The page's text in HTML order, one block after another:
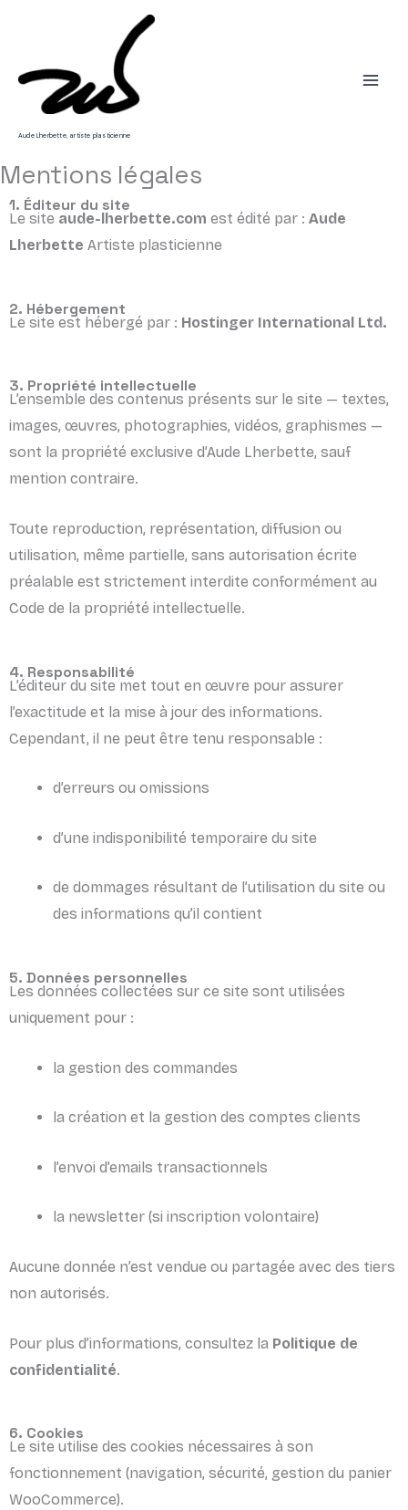
Aude Lherbette, artiste plasticienne
Mentions légales
1. Éditeur du site
Le site aude-lherbette.com est édité par : Aude
Lherbette Artiste plasticienne
2. Hébergement
Le site est hébergé par : Hostinger International Ltd.
3. Propriété intellectuelle
L’ensemble des contenus présents sur le site — textes,
images, œuvres, photographies, vidéos, graphismes —
sont la propriété exclusive d’Aude Lherbette, sauf
mention contraire.
Toute reproduction, représentation, diffusion ou
utilisation, même partielle, sans autorisation écrite
préalable est strictement interdite conformément au
Code de la propriété intellectuelle.
4. Responsabilité
L’éditeur du site met tout en œuvre pour assurer
l’exactitude et la mise à jour des informations.
Cependant, il ne peut être tenu responsable :
d’erreurs ou omissions
d’une indisponibilité temporaire du site
de dommages résultant de l’utilisation du site ou
des informations qu’il contient
5. Données personnelles
Les données collectées sur ce site sont utilisées
uniquement pour :
la gestion des commandes
la création et la gestion des comptes clients
l’envoi d’emails transactionnels
la newsletter (si inscription volontaire)
Aucune donnée n’est vendue ou partagée avec des tiers
non autorisés.
Pour plus d’informations, consultez la Politique de
confidentialité.
6. Cookies
Le site utilise des cookies nécessaires à son
fonctionnement (navigation, sécurité, gestion du panier
WooCommerce).